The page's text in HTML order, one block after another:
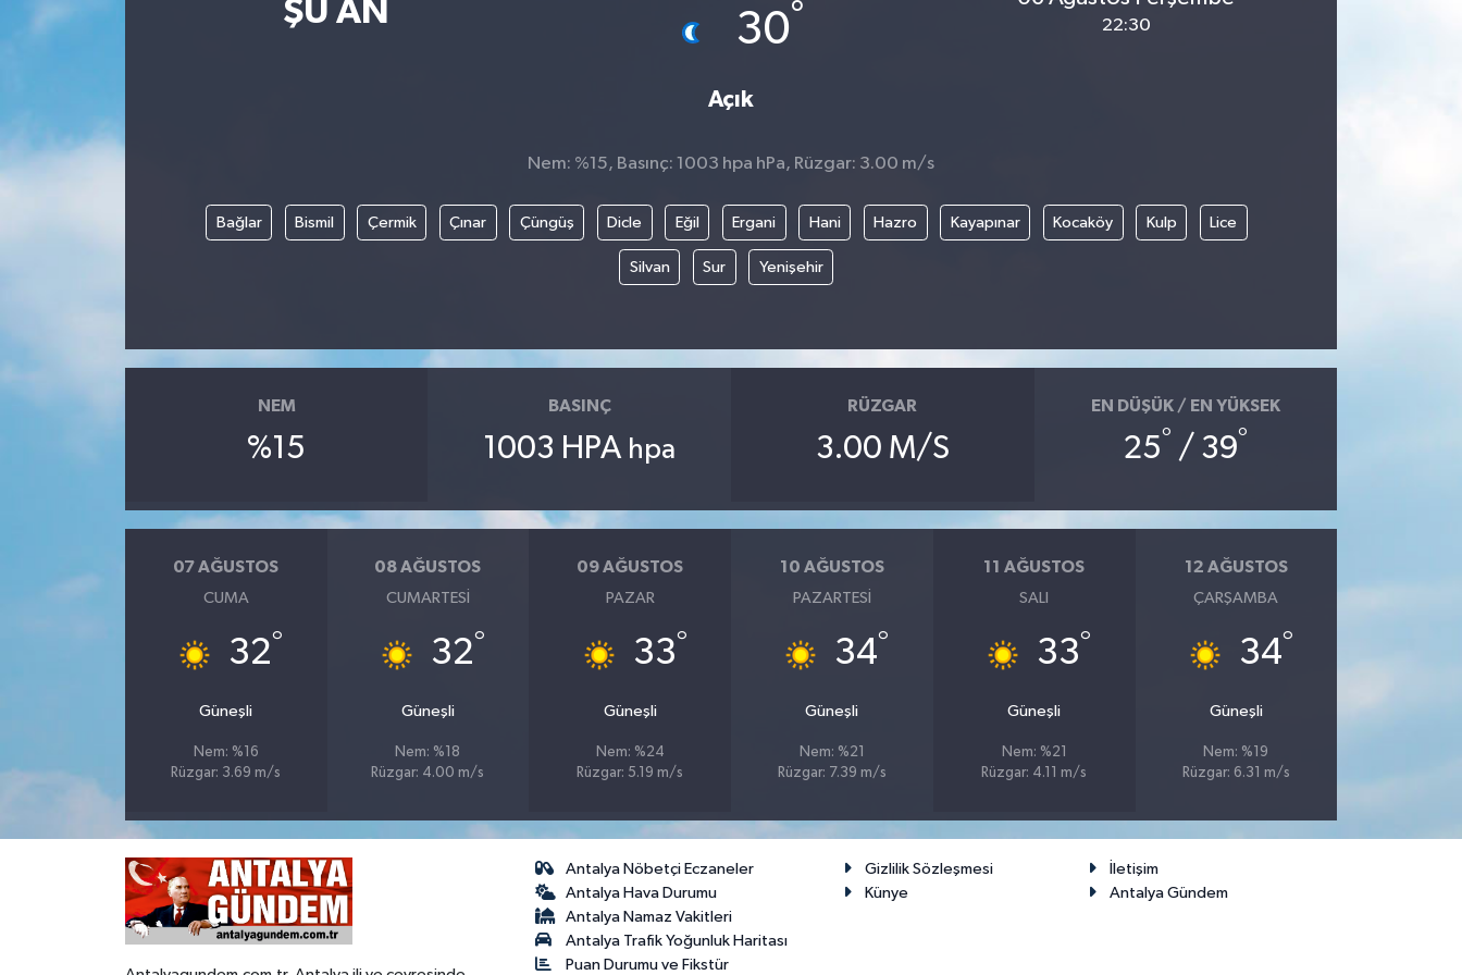
ŞU AN 30°
Açık
22:30
Nem: %15, Basınç: 1003 hpa hPa, Rüzgar: 3.00 m/s
Bağlar Bismil Çermik Çınar Çüngüş Dicle Eğil Ergani Hani Hazro Kayapınar Kocaköy Kulp Lice
Silvan Sur Yenişehir
NEM
%15
BASINÇ
1003 HPA hpa
RÜZGAR
3.00 M/S
EN DÜŞÜK / EN YÜKSEK
25° / 39°
07 AĞUSTOS
CUMA
32°
Güneşli
Nem: %16
Rüzgar: 3.69 m/s
08 AĞUSTOS
CUMARTESI
32°
Güneşli
Nem: %18
Rüzgar: 4.00 m/s
09 AĞUSTOS
PAZAR
33°
Güneşli
Nem: %24
Rüzgar: 5.19 m/s
10 AĞUSTOS
PAZARTESI
34°
Güneşli
Nem: %21
Rüzgar: 7.39 m/s
11 AĞUSTOS
SALI
33°
Güneşli
Nem: %21
Rüzgar: 4.11 m/s
12 AĞUSTOS
ÇARŞAMBA
34°
Güneşli
Nem: %19
Rüzgar: 6.31 m/s
Antalya Nöbetçi Eczaneler
Antalya Hava Durumu
Antalya Namaz Vakitleri
Antalya Trafik Yoğunluk Haritası
Puan Durumu ve Fikstür
Gizlilik Sözleşmesi
İletişim
Künye
Antalya Gündem
Magazin